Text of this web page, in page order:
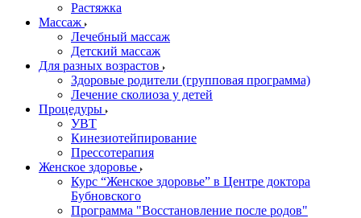
Растяжка
Массаж
Лечебный массаж
Детский массаж
Для разных возрастов
Здоровые родители (групповая программа)
Лечение сколиоза у детей
Процедуры
УВТ
Кинезиотейпирование
Прессотерапия
Женское здоровье
Курс “Женское здоровье” в Центре доктора
Бубновского
Программа "Восстановление после родов"